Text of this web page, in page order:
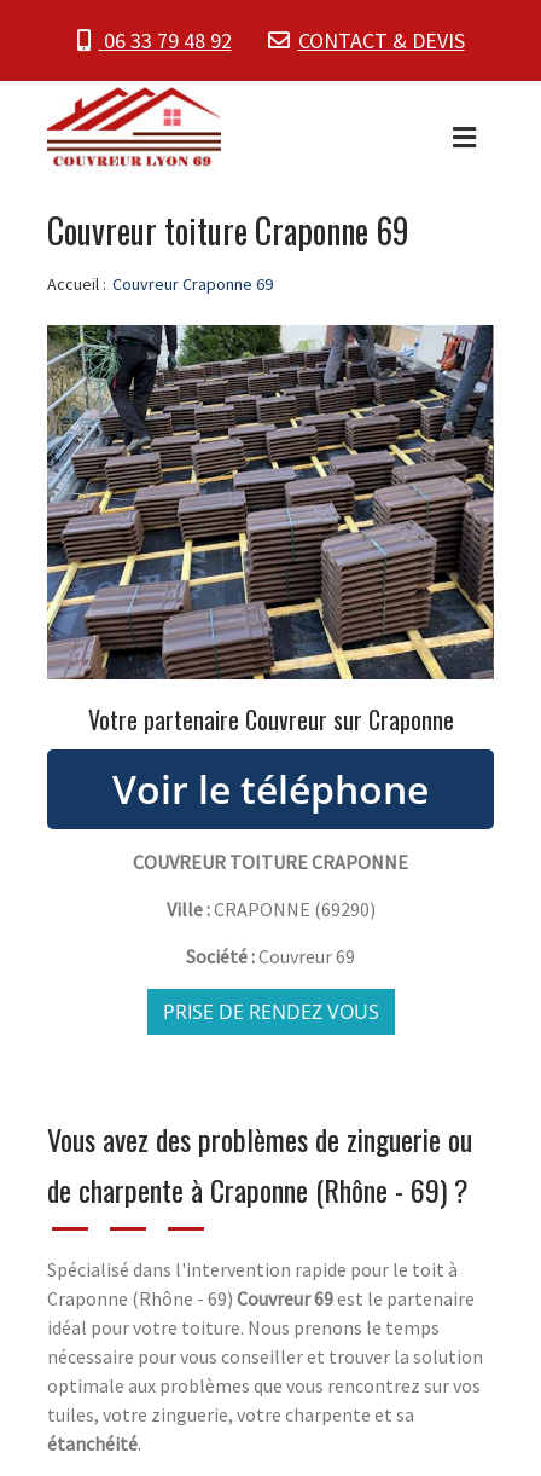
06 33 79 48 92 CONTACT & DEVIS
Couvreur toiture Craponne 69
Accueil : Couvreur Craponne 69
Votre partenaire Couvreur sur Craponne
COUVREUR TOITURE CRAPONNE
Ville :CRAPONNE (69290)
Société :Couvreur 69
PRISE DE RENDEZ VOUS
Vous avez des problèmes de zinguerie ou
de charpente à Craponne (Rhône - 69) ?
Spécialisé dans l'intervention rapide pour le toit à
Craponne (Rhône - 69) Couvreur 69est le partenaire
idéal pour votre toiture. Nous prenons le temps
nécessaire pour vous conseiller et trouver la solution
optimale aux problèmes que vous rencontrez sur vos
tuiles, votre zinguerie, votre charpente et sa
étanchéité.